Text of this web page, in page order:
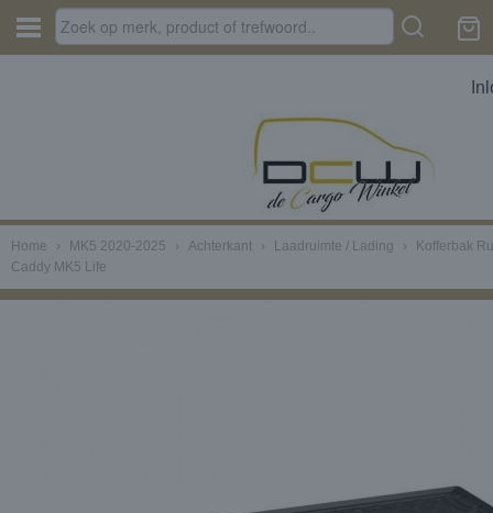
Home › MK5 2020-2025 › Achterkant › Laadruimte / Lading ›
Kofferbak
Caddy MK5 Life